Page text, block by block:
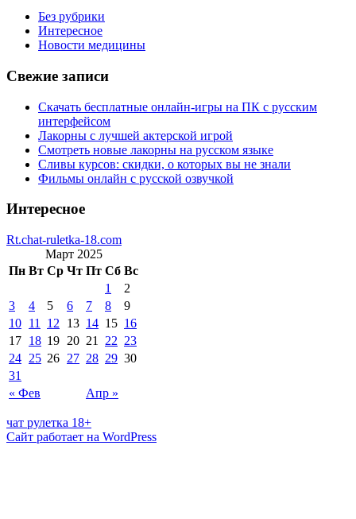
Без рубрики
Интересное
Новости медицины
Свежие записи
Скачать бесплатные онлайн-игры на ПК с русским
интерфейсом
Лакорны с лучшей актерской игрой
Смотреть новые лакорны на русском языке
Сливы курсов: скидки, о которых вы не знали
Фильмы онлайн с русской озвучкой
Интересное
Rt.chat-ruletka-18.com
Март 2025
Пн Вт Ср Чт Пт Сб Вс
« Фев Апр »
1
2
3
4 5 6 7 8
9
10 11 12 13 14 15 16
17 18 19 20 21 22 23
24 25 26 27 28 29 30
31
чат рулетка 18+
Сайт работает на WordPress